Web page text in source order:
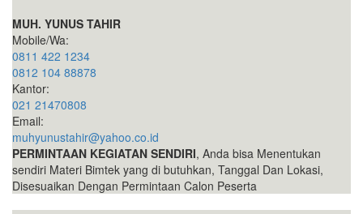
MUH. YUNUS TAHIR
Mobile/Wa:
0811 422 1234
0812 104 88878
Kantor:
021 21470808
Email:
muhyunustahir@yahoo.co.id
PERMINTAAN KEGIATAN SENDIRI, Anda bisa Menentukan
sendiri Materi Bimtek yang di butuhkan, Tanggal Dan Lokasi,
Disesuaikan Dengan Permintaan Calon Peserta